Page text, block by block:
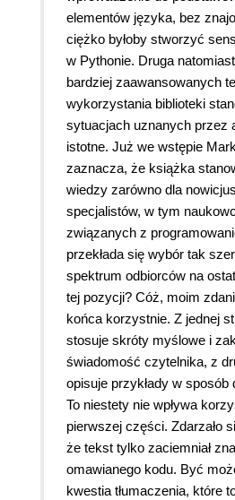
elementów języka, bez
ciężko byłoby stworzyć
w Pythonie. Druga
bardziej zaawansowanych
wykorzystania biblioteki
sytuacjach uznanych przez
istotne. Już we wstępie
zaznacza, że książka
wiedzy zarówno dla
specjalistów, w tym
związanych z
przekłada się wybór tak
spektrum odbiorców na
tej pozycji? Cóż, moim
końca korzystnie. Z jednej
stosuje skróty myślowe i
świadomość czytelnika, z
opisuje przykłady w sposób
To niestety nie wpływa
pierwszej części. Zdarzało
że tekst tylko zaciemniał
omawianego kodu. Być
kwestia tłumaczenia, które